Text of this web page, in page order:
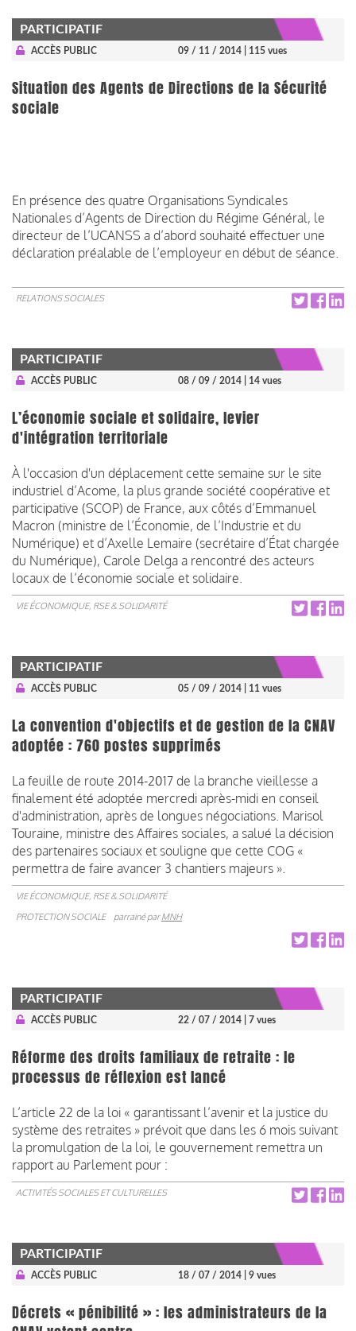
PARTICIPATIF
ACCÈS PUBLIC 09 / 11 / 2014 | 115 vues
Situation des Agents de Directions de la Sécurité
sociale
En présence des quatre Organisations Syndicales
Nationales d’Agents de Direction du Régime Général, le
directeur de l’UCANSS a d’abord souhaité effectuer une
déclaration préalable de l’employeur en début de séance.
RELATIONS SOCIALES
PARTICIPATIF
ACCÈS PUBLIC 08 / 09 / 2014 | 14 vues
L’économie sociale et solidaire, levier
d'intégration territoriale
À l'occasion d'un déplacement cette semaine sur le site
industriel d’Acome, la plus grande société coopérative et
participative (SCOP) de France, aux côtés d’Emmanuel
Macron (ministre de l’Économie, de l’Industrie et du
Numérique) et d’Axelle Lemaire (secrétaire d’État chargée
du Numérique), Carole Delga a rencontré des acteurs
locaux de l’économie sociale et solidaire.
VIE ÉCONOMIQUE, RSE & SOLIDARITÉ
PARTICIPATIF
ACCÈS PUBLIC 05 / 09 / 2014 | 11 vues
La convention d'objectifs et de gestion de la CNAV
adoptée : 760 postes supprimés
La feuille de route 2014-2017 de la branche vieillesse a
finalement été adoptée mercredi après-midi en conseil
d'administration, après de longues négociations. Marisol
Touraine, ministre des Affaires sociales, a salué la décision
des partenaires sociaux et souligne que cette COG «
permettra de faire avancer 3 chantiers majeurs ».
VIE ÉCONOMIQUE, RSE & SOLIDARITÉ
PROTECTION SOCIALE
parrainé parMNH
PARTICIPATIF
ACCÈS PUBLIC 22 / 07 / 2014 | 7 vues
Réforme des droits familiaux de retraite : le
processus de réflexion est lancé
L’article 22 de la loi « garantissant l’avenir et la justice du
système des retraites » prévoit que dans les 6 mois suivant
la promulgation de la loi, le gouvernement remettra un
rapport au Parlement pour :
ACTIVITÉS SOCIALES ET CULTURELLES
PARTICIPATIF
ACCÈS PUBLIC 18 / 07 / 2014 | 9 vues
Décrets « pénibilité » : les administrateurs de la